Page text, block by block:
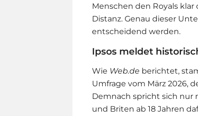
Menschen den Royals
Distanz. Genau dieser
entscheidend werden.
Ipsos meldet
Wie Web.de berichtet,
Umfrage vom März 2026,
Demnach spricht sich nur
und Briten ab 18 Jahren